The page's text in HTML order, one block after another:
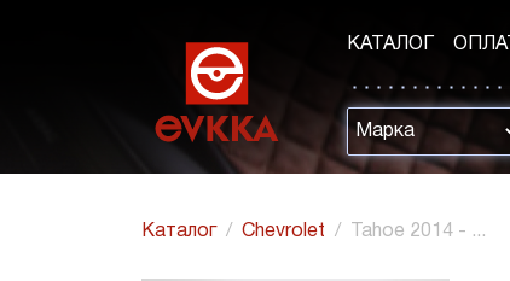
КАТАЛОГ
Каталог Chevrolet Tahoe 2014 - ...